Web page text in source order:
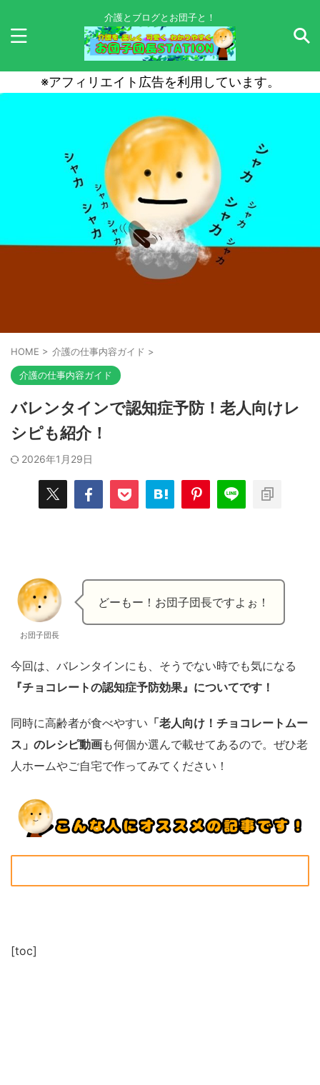
介護とブログとお団子と！
※アフィリエイト広告を利用しています。
HOME > 介護の仕事内容ガイド >
介護の仕事内容ガイド
バレンタインで認知症予防！老人向けレ
シピも紹介！
2026年1月29日
お団子団長
どーもー！お団子団長ですよぉ！
今回は、バレンタインにも、そうでない時でも気になる
『チョコレートの認知症予防効果』についてです！
同時に高齢者が食べやすい 「老人向け！チョコレートムー
ス」のレシピ動画も何個か選んで載せてあるので。ぜひ老
人ホームやご自宅で作ってみてください！
[toc]